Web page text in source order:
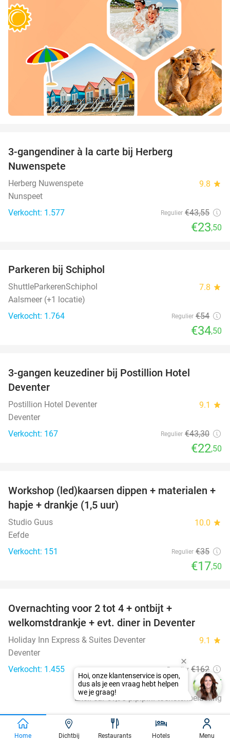
3-gangendiner à la carte bij Herberg
Nuwenspete
Herberg Nuwenspete 9.8 star
Nunspeet
Verkocht: 1.577
Regulier €43,55
€23,50
Parkeren bij Schiphol
ShuttleParkerenSchiphol 7.8 star
Aalsmeer (+1 locatie)
Verkocht: 1.764
Regulier €54
€34,50
3-gangen keuzediner bij Postillion Hotel
Deventer
Postillion Hotel Deventer 9.1 star
Deventer
Verkocht: 167
Regulier €43,30
€22,50
50%
Workshop (led)kaarsen dippen + materialen +
hapje + drankje (1,5 uur)
Studio Guus 10.0 star
Eefde
Verkocht: 151
Regulier €35
€17,50
Overnachting voor 2 tot 4 + ontbijt +
welkomstdrankje + evt. diner in Deventer
Holiday Inn Express & Suites Deventer 9.1 star
Deventer
Verkocht: 1.455
Regulier €162
€105
Excl. ca. €1,95 p.p.p.n. toeristenbelasting
favorite_border
All-You-Can-Eat-diner (zonder tijdslimiet)
Home Dichtbij Restaurants Hotels Menu